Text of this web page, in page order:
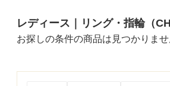
レディース｜リング・指輪（
お探しの条件の商品は見つかりま